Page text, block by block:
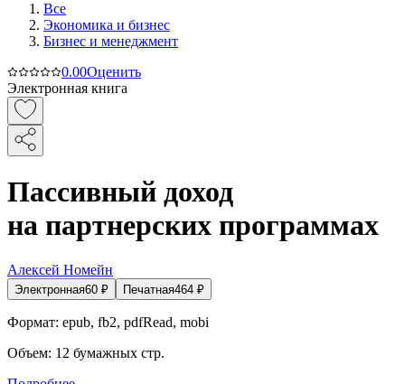
Все
Экономика и бизнес
Бизнес и менеджмент
0.00Оценить
Электронная книга
Пассивный доход
на партнерских программах
Алексей Номейн
Электронная60 ₽ Печатная464 ₽
Формат: epub, fb2, pdfRead, mobi
Объем: 12 бумажных стр.